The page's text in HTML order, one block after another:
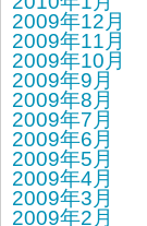
2009年12月
2009年11月
2009年10月
2009年9月
2009年8月
2009年7月
2009年6月
2009年5月
2009年4月
2009年3月
2009年2月